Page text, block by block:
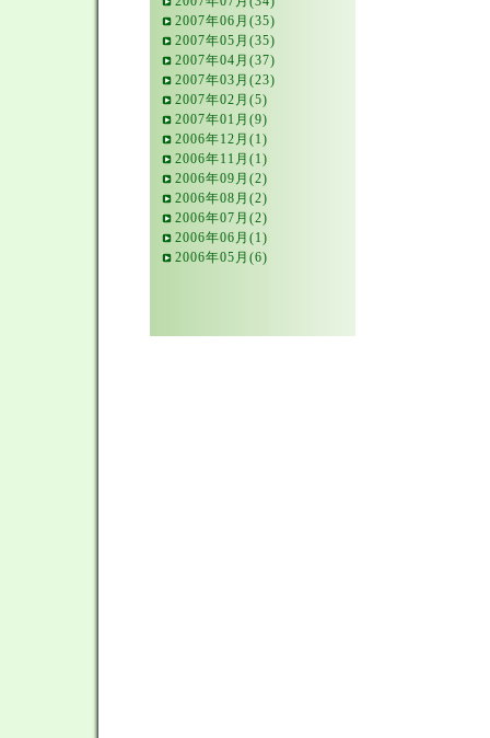
2007年06月(35)
2007年05月(35)
2007年04月(37)
2007年03月(23)
2007年02月(5)
2007年01月(9)
2006年12月(1)
2006年11月(1)
2006年09月(2)
2006年08月(2)
2006年07月(2)
2006年06月(1)
2006年05月(6)